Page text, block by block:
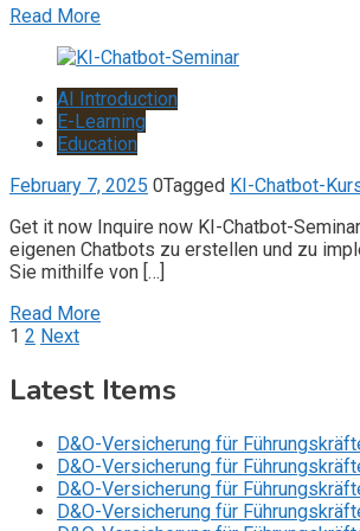
Read More
AI Introduction
E-Learning
Education
February 7, 2025 0Tagged KI-Chatbot-
Get it now Inquire now KI-Chatbot-
eigenen Chatbots zu erstellen und zu
Sie mithilfe von […]
Read More
Posts
pagination
1 2 Next
Latest Items
D&O-Versicherung für
D&O-Versicherung für
D&O-Versicherung für
D&O-Versicherung für